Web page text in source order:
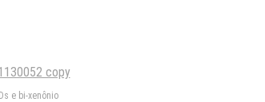
e bi-xenônio